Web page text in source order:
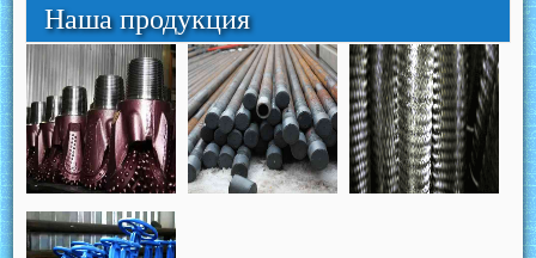
Наша продукция